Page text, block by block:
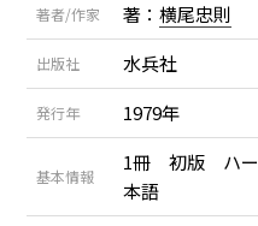
著者/作家 著：横尾忠則
出版社 水兵社
発行年 1979年
基本情報
1冊 初版 ハ
本語